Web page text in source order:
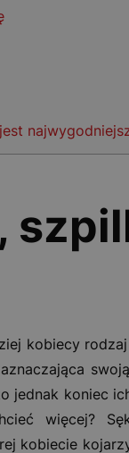
kobiecy
jednak koniec
więcej?
kobiecie